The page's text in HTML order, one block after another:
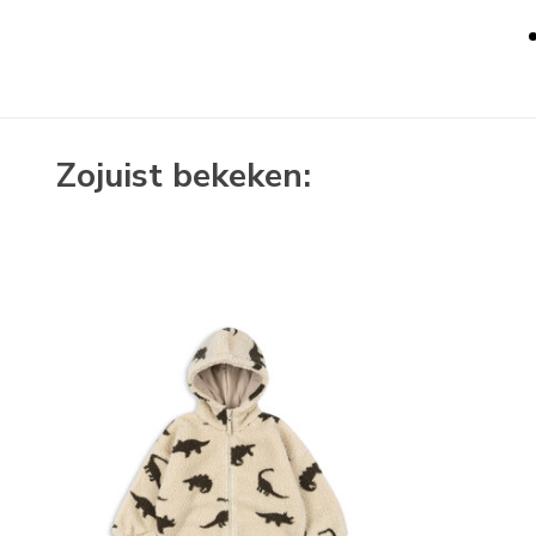
Zojuist bekeken: